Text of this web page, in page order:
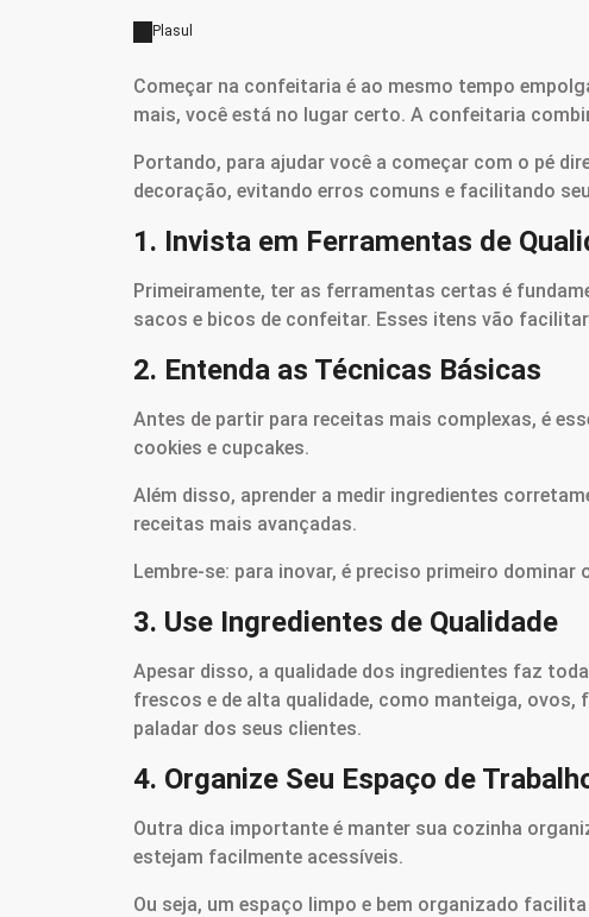
Plasul
Começar na confeitaria é ao mesmo tempo
mais, você está no lugar certo. A confeitaria
Portando, para ajudar você a começar com o pé
decoração, evitando erros comuns e facilitando
1. Invista em Ferramentas de
Primeiramente, ter as ferramentas certas é
sacos e bicos de confeitar. Esses itens vão
2. Entenda as Técnicas Básicas
Antes de partir para receitas mais complexas, é
cookies e cupcakes.
Além disso, aprender a medir ingredientes
receitas mais avançadas.
Lembre-se: para inovar, é preciso primeiro dominar
3. Use Ingredientes de Qualidade
Apesar disso, a qualidade dos ingredientes faz
frescos e de alta qualidade, como manteiga,
paladar dos seus clientes.
4. Organize Seu Espaço de
Outra dica importante é manter sua cozinha
estejam facilmente acessíveis.
Ou seja, um espaço limpo e bem organizado